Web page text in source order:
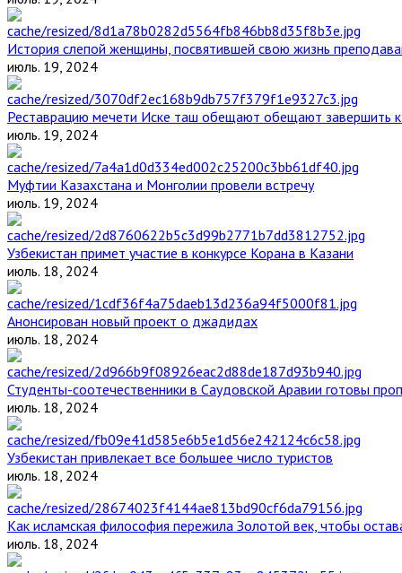
История слепой женщины, посвятившей свою жизнь
июль. 19, 2024
Реставрацию мечети Иске таш обещают обещают завершить к
июль. 19, 2024
Муфтии Казахстана и Монголии провели встречу
июль. 19, 2024
Узбекистан примет участие в конкурсе Корана в Казани
июль. 18, 2024
Анонсирован новый проект о джадидах
июль. 18, 2024
Студенты-соотечественники в Саудовской Аравии готовы
июль. 18, 2024
Узбекистан привлекает все большее число туристов
июль. 18, 2024
Как исламская философия пережила Золотой век, чтобы
июль. 18, 2024